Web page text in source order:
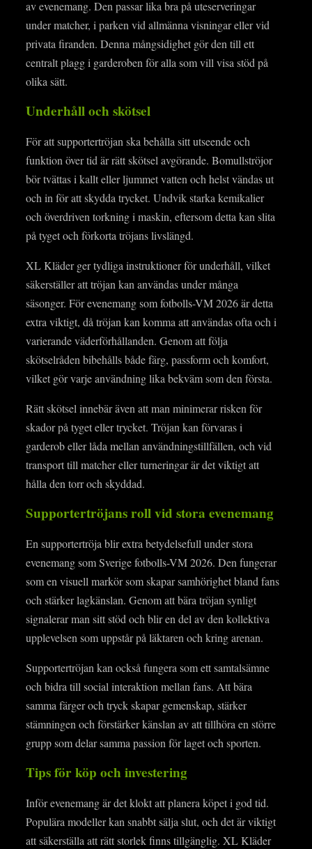
av evenemang. Den passar lika bra på uteserveringar
under matcher, i parken vid allmänna visningar eller vid
privata firanden. Denna mångsidighet gör den till ett
centralt plagg i garderoben för alla som vill visa stöd på
olika sätt.
Underhåll och skötsel
För att supportertröjan ska behålla sitt utseende och
funktion över tid är rätt skötsel avgörande. Bomullströjor
bör tvättas i kallt eller ljummet vatten och helst vändas ut
och in för att skydda trycket. Undvik starka kemikalier
och överdriven torkning i maskin, eftersom detta kan slita
på tyget och förkorta tröjans livslängd.
XL Kläder ger tydliga instruktioner för underhåll, vilket
säkerställer att tröjan kan användas under många
säsonger. För evenemang som fotbolls-VM 2026 är detta
extra viktigt, då tröjan kan komma att användas ofta och i
varierande väderförhållanden. Genom att följa
skötselråden bibehålls både färg, passform och komfort,
vilket gör varje användning lika bekväm som den första.
Rätt skötsel innebär även att man minimerar risken för
skador på tyget eller trycket. Tröjan kan förvaras i
garderob eller låda mellan användningstillfällen, och vid
transport till matcher eller turneringar är det viktigt att
hålla den torr och skyddad.
Supportertröjans roll vid stora evenemang
En supportertröja blir extra betydelsefull under stora
evenemang som Sverige fotbolls-VM 2026. Den fungerar
som en visuell markör som skapar samhörighet bland fans
och stärker lagkänslan. Genom att bära tröjan synligt
signalerar man sitt stöd och blir en del av den kollektiva
upplevelsen som uppstår på läktaren och kring arenan.
Supportertröjan kan också fungera som ett samtalsämne
och bidra till social interaktion mellan fans. Att bära
samma färger och tryck skapar gemenskap, stärker
stämningen och förstärker känslan av att tillhöra en större
grupp som delar samma passion för laget och sporten.
Tips för köp och investering
Inför evenemang är det klokt att planera köpet i god tid.
Populära modeller kan snabbt sälja slut, och det är viktigt
att säkerställa att rätt storlek finns tillgänglig. XL Kläder